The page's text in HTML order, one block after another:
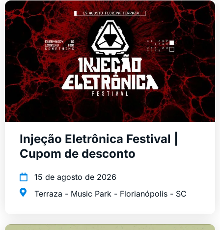
Injeção Eletrônica Festival |
Cupom de desconto
15 de agosto de 2026
Terraza - Music Park - Florianópolis - SC